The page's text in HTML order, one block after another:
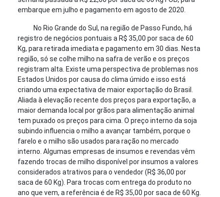
embarque em julho e pagamento em agosto de 2020.
No Rio Grande do Sul, na região de Passo Fundo, há
registro de negócios pontuais a R$ 35,00 por saca de 60
Kg, para retirada imediata e pagamento em 30 dias. Nesta
região, só se colhe milho na safra de verão e os preços
registram alta. Existe uma perspectiva de problemas nos
Estados Unidos por causa do clima úmido e isso está
criando uma expectativa de maior exportação do Brasil.
Aliada à elevação recente dos preços para exportação, a
maior demanda local por grãos para alimentação animal
tem puxado os preços para cima. O preço interno da soja
subindo influencia o milho a avançar também, porque o
farelo e o milho são usados para ração no mercado
interno. Algumas empresas de insumos e revendas vêm
fazendo trocas de milho disponível por insumos a valores
considerados atrativos para o vendedor (R$ 36,00 por
saca de 60 Kg). Para trocas com entrega do produto no
ano que vem, a referência é de R$ 35,00 por saca de 60 Kg.